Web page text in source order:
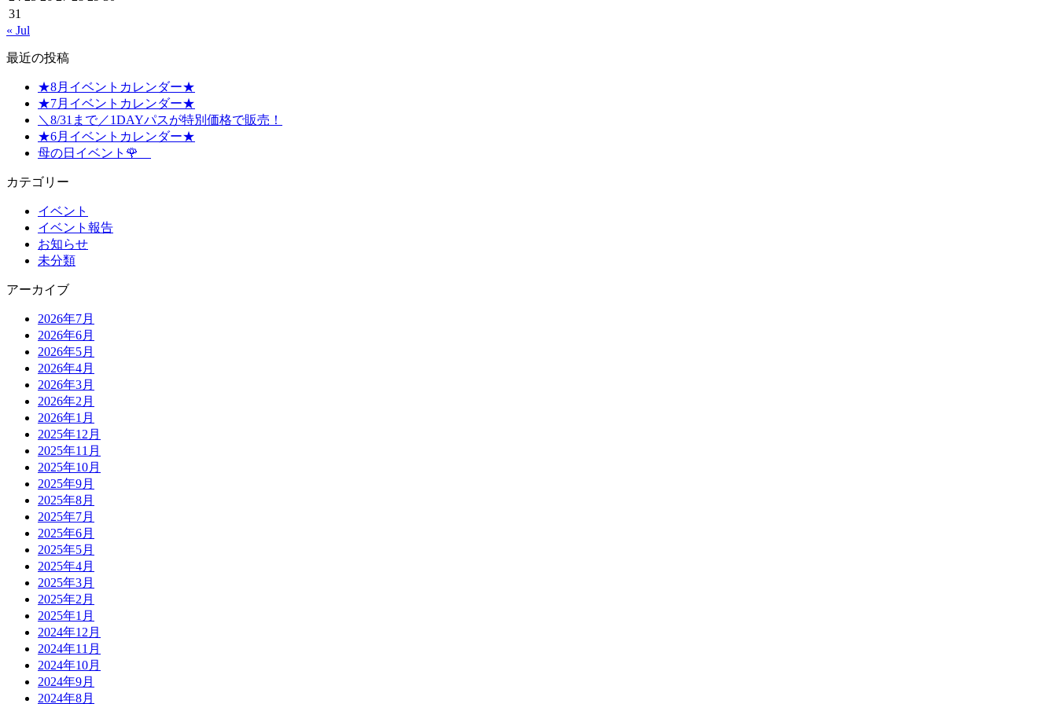
31
« Jul
最近の投稿
★8月イベントカレンダー★
★7月イベントカレンダー★
＼8/31まで／1DAYパスが特別価格で販売！
★6月イベントカレンダー★
母の日イベント🌹
カテゴリー
イベント
イベント報告
お知らせ
未分類
アーカイブ
2026年7月
2026年6月
2026年5月
2026年4月
2026年3月
2026年2月
2026年1月
2025年12月
2025年11月
2025年10月
2025年9月
2025年8月
2025年7月
2025年6月
2025年5月
2025年4月
2025年3月
2025年2月
2025年1月
2024年12月
2024年11月
2024年10月
2024年9月
2024年8月